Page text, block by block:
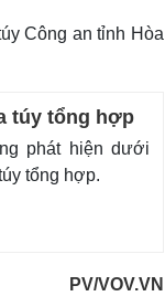
Công an tỉnh Hòa
túy tổng hợp
phát hiện dưới
tổng hợp.
PV/VOV.VN